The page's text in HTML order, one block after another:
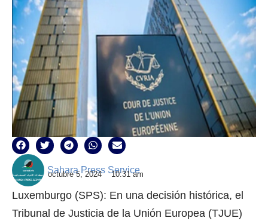
Sahara Press Service
octubre 5, 2024 10:31 am
Luxemburgo (SPS): En una decisión histórica, el
Tribunal de Justicia de la Unión Europea (TJUE)